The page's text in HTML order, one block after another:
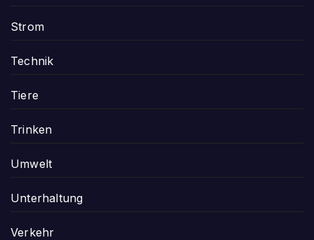
Strom
Technik
Tiere
Trinken
Umwelt
Unterhaltung
Verkehr